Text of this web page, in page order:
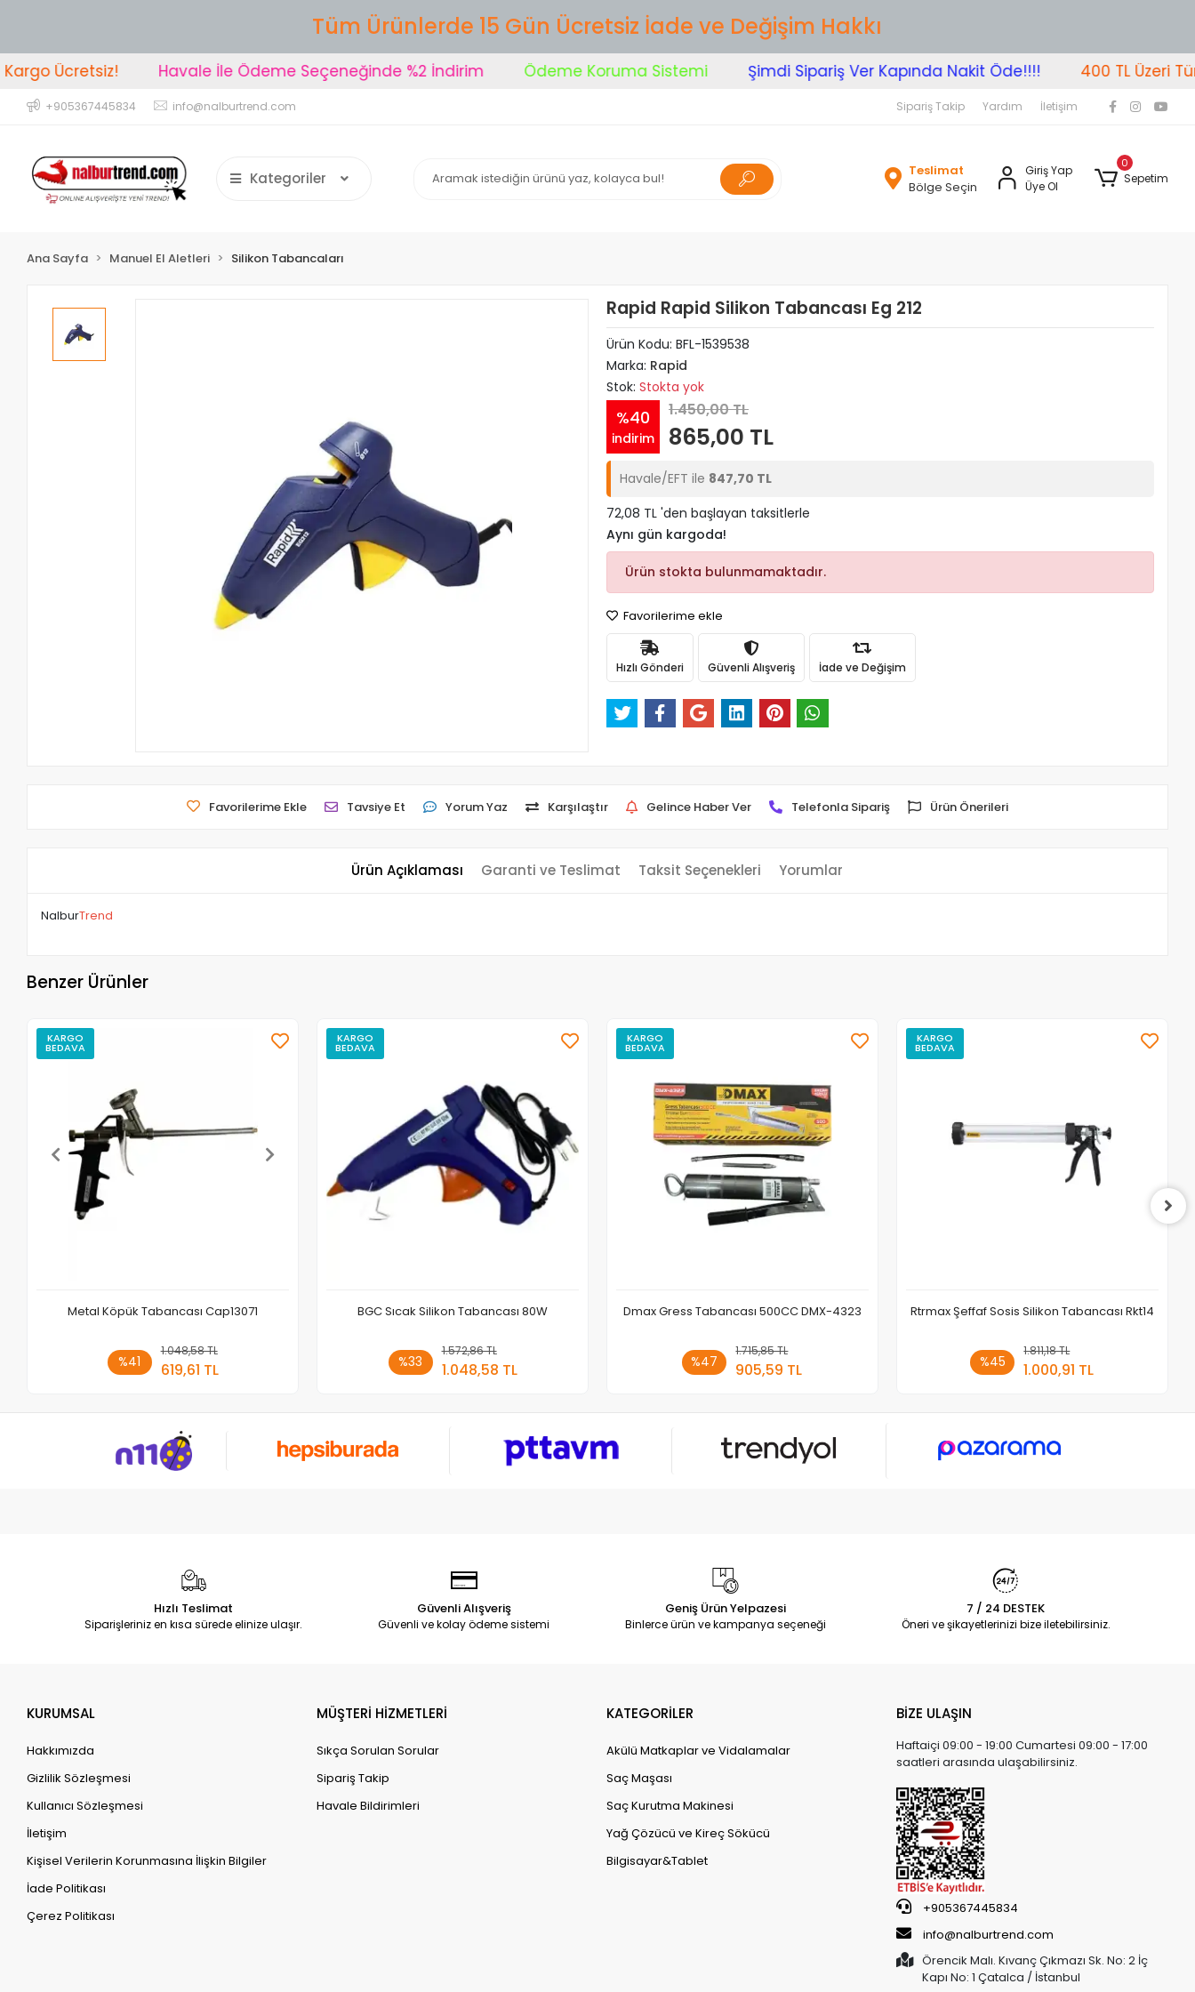
Tüm Ürünlerde 15 Gün Ücretsiz İade ve Değişim Hakkı
Ücretsiz! Havale İle Ödeme Seçeneğinde %2 İndirim Ödeme Koruma Sistemi Şimdi Sipariş Ver Kapında Nakit Öde!!!! 400 TL Üzeri
+905367445834 info@nalburtrend.com Sipariş Takip Yardım İletişim
Kategoriler
Teslimat
Bölge Seçin
Giriş Yap
Üye Ol
0
Sepetim
Ana Sayfa Manuel El Aletleri Silikon Tabancaları
Rapid Rapid Silikon Tabancası Eg 212
Ürün Kodu: BFL-1539538
Marka: Rapid
Stok: Stokta yok
%40
indirim
1.450,00 TL
865,00 TL
Havale/EFT ile 847,70 TL
72,08 TL 'den başlayan taksitlerle
Aynı gün kargoda!
Ürün stokta bulunmamaktadır.
Favorilerime ekle
Hızlı Gönderi Güvenli Alışveriş İade ve Değişim
Favorilerime Ekle Tavsiye Et Yorum Yaz Karşılaştır Gelince Haber Ver Telefonla Sipariş Ürün Önerileri
Ürün Açıklaması Garanti ve Teslimat Taksit Seçenekleri Yorumlar
NalburTrend
Benzer Ürünler
KARGO
BEDAVA
Metal Köpük Tabancası Cap13071
%41
1.048,58 TL
619,61 TL
Sepete Ekle
KARGO
BEDAVA
BGC Sıcak Silikon Tabancası 80W
%33
1.572,86 TL
1.048,58 TL
Sepete Ekle
KARGO
BEDAVA
Dmax Gress Tabancası 500CC DMX-4323
%47
1.715,85 TL
905,59 TL
Sepete Ekle
KARGO
BEDAVA
Rtrmax Şeffaf Sosis Silikon Tabancası Rkt14
%45
1.811,18 TL
1.000,91 TL
Sepete Ekle
Hızlı Teslimat
Siparişleriniz en kısa sürede elinize ulaşır.
Güvenli Alışveriş
Güvenli ve kolay ödeme sistemi
Geniş Ürün Yelpazesi
Binlerce ürün ve kampanya seçeneği
7 / 24 DESTEK
Öneri ve şikayetlerinizi bize iletebilirsiniz.
KURUMSAL
Hakkımızda
Gizlilik Sözleşmesi
Kullanıcı Sözleşmesi
İletişim
Kişisel Verilerin Korunmasına İlişkin Bilgiler
İade Politikası
Çerez Politikası
MÜŞTERİ HİZMETLERİ
Sıkça Sorulan Sorular
Sipariş Takip
Havale Bildirimleri
KATEGORİLER
Akülü Matkaplar ve Vidalamalar
Saç Maşası
Saç Kurutma Makinesi
Yağ Çözücü ve Kireç Sökücü
Bilgisayar&Tablet
BİZE ULAŞIN
Haftaiçi 09:00 - 19:00 Cumartesi 09:00 - 17:00
saatleri arasında ulaşabilirsiniz.
+905367445834
info@nalburtrend.com
Örencik Malı. Kıvanç Çıkmazı Sk. No: 2 İç
Kapı No: 1 Çatalca / İstanbul